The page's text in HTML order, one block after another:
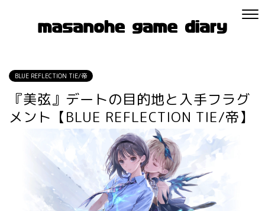
BLUE REFLECTION TIE/帝
『美弦』デートの目的地と入手フラグ
メント【BLUE REFLECTION TIE/帝】